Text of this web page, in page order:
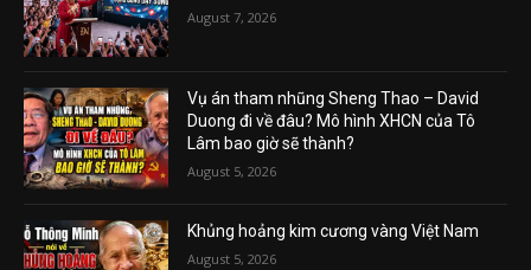
August 7, 2026
Vụ án tham nhũng Sheng Thao – David
Duong đi về đâu? Mô hình XHCN của Tô
Lâm bao giờ sẽ thành?
August 5, 2026
Khủng hoảng kim cương vàng Việt Nam
August 5, 2026